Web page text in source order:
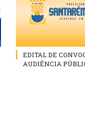
EDITAL DE
AUDIÊNCIA